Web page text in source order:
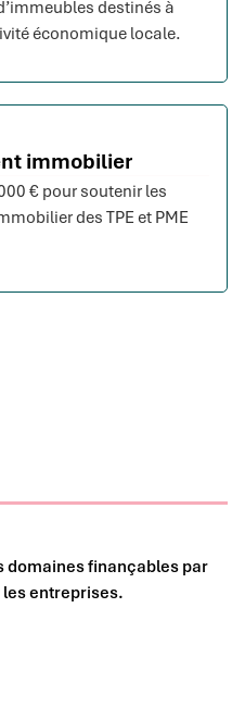
destinés à
économique locale.
immobilier
€ pour soutenir les
des TPE et PME
domaines finançables par
entreprises.